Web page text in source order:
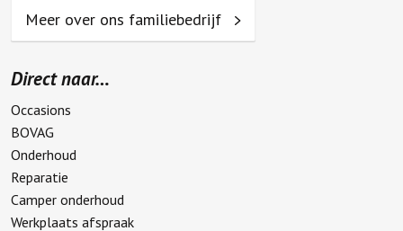
Meer over ons familiebedrijf
Direct naar…
Occasions
BOVAG
Onderhoud
Reparatie
Camper onderhoud
Werkplaats afspraak